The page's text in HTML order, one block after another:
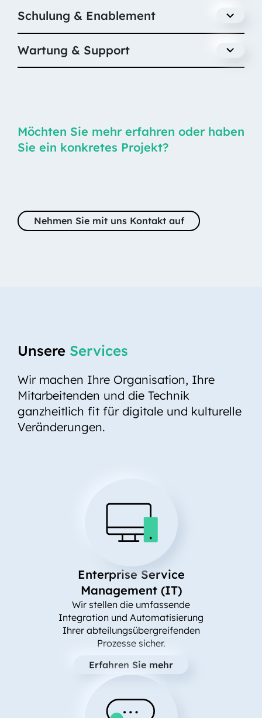
Schulung & Enablement
Wartung & Support
Möchten Sie mehr erfahren oder haben
Sie ein konkretes Projekt?
Nehmen Sie mit uns Kontakt auf
Unsere Services
Wir machen Ihre Organisation, Ihre
Mitarbeitenden und die Technik
ganzheitlich fit für digitale und kulturelle
Veränderungen.
Enterprise Service
Management (IT)
Wir stellen die umfassende
Integration und Automatisierung
Ihrer abteilungsübergreifenden
Prozesse sicher.
Erfahren Sie mehr